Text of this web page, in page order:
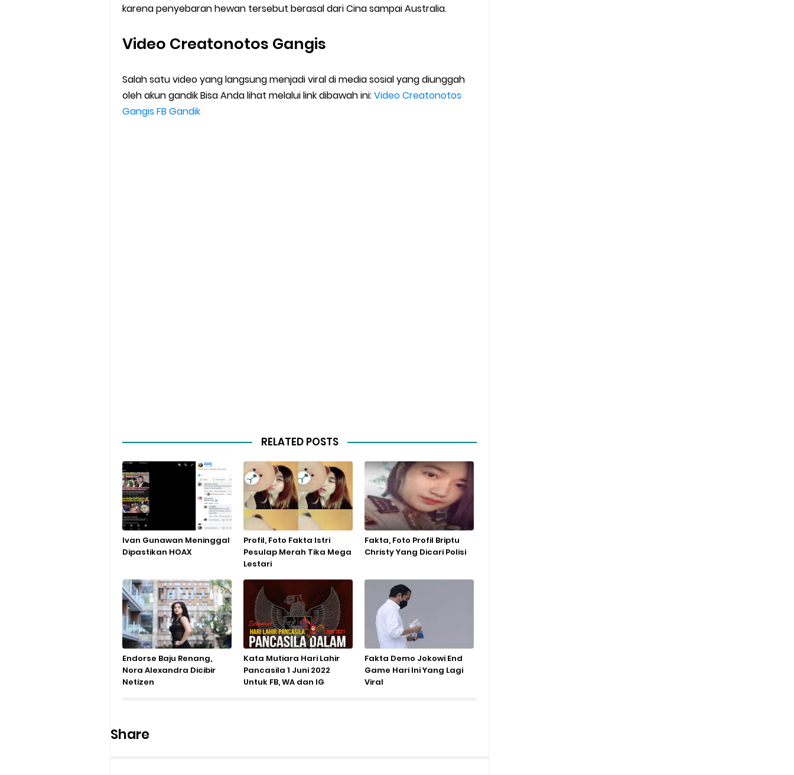
karena penyebaran hewan tersebut berasal dari Cina sampai Australia.
Video Creatonotos Gangis
Salah satu video yang langsung menjadi viral di media sosial yang diunggah
oleh akun gandik Bisa Anda lihat melalui link dibawah ini:Video Creatonotos
Gangis FB Gandik
RELATED POSTS
Ivan Gunawan Meninggal
Dipastikan HOAX
Profil, Foto Fakta Istri
Pesulap Merah Tika Mega
Lestari
Fakta, Foto Profil Briptu
Christy Yang Dicari Polisi
Endorse Baju Renang,
Nora Alexandra Dicibir
Netizen
Kata Mutiara Hari Lahir
Pancasila 1 Juni 2022
Untuk FB, WA dan IG
Fakta Demo Jokowi End
Game Hari Ini Yang Lagi
Viral
Share